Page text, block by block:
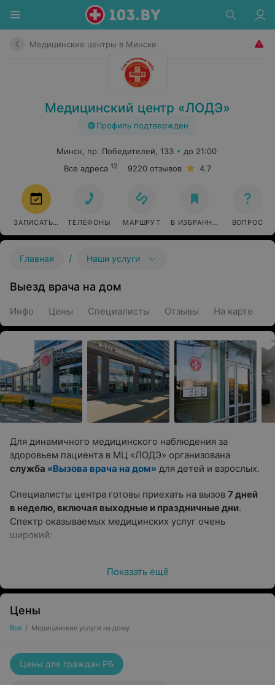
Медицинские центры в Минске
Медицинский центр «ЛОДЭ»
Профиль подтвержден
Минск, пр. Победителей, 133
до 21:00
Все адреса 12 9220 отзывов 4.7
ЗАПИСАТЬСЯ ТЕЛЕФОНЫ МАРШРУТ В ИЗБРАННОЕ ВОПРОС
Главная / Наши услуги
Выезд врача на дом
Инфо Цены Специалисты Отзывы На карте
Для динамичного медицинского наблюдения за
здоровьем пациента в МЦ «ЛОДЭ» организована
служба «Вызова врача на дом» для детей и взрослых.
Специалисты центра готовы приехать на вызов 7 дней
в неделю, включая выходные и праздничные дни.
Спектр оказываемых медицинских услуг очень
широкий:
на медицинское обслуживание в «ЛОДЭ»,
оформляются больничные листы.
Показать ещё
Цены
Все / Медицинские услуги на дому
Цены для граждан РБ